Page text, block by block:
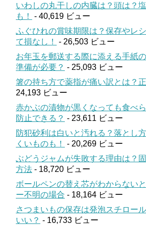
いわしの丸干しの内臓は？頭は？
も！
- 40,619 ビュー
ふぐひれの賞味期限は？保存やレ
て損なし！
- 26,503 ビュー
お年玉を郵送する際に添える手紙
準備が必要？ - 25,093 ビュー
箸の持ち方で薬指が痛い訳とは？
24,193 ビュー
赤かぶの漬物が黒くなっても食べ
防止できる？ - 23,611 ビュー
防犯砂利は白いと汚れる？落とし
くいものも！
- 20,269 ビュー
ぶどうジャムが失敗する理由は？
方法 - 18,720 ビュー
ボールペンの替え芯がわからない
ー不明の場合 - 18,164 ビュー
さつまいもの保存は発泡スチロー
いい？ - 16,733 ビュー